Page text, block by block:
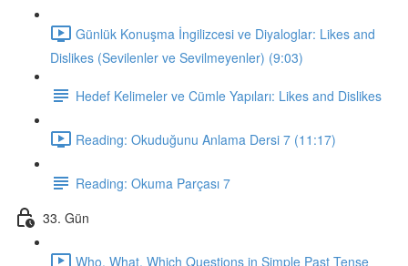
Günlük Konuşma İngilizcesi ve Diyaloglar: Likes and
Dislikes (Sevilenler ve Sevilmeyenler) (9:03)
Hedef Kelimeler ve Cümle Yapıları: Likes and Dislikes
Reading: Okuduğunu Anlama Dersi 7 (11:17)
Reading: Okuma Parçası 7
33. Gün
Who, What, Which Questions in Simple Past Tense